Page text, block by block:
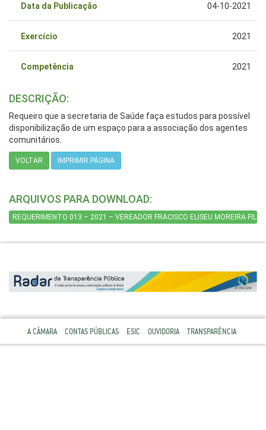
Data da Publicação 04-10-2021
Exercício 2021
Competência 2021
DESCRIÇÃO:
Requeiro que a secretaria de Saúde faça estudos para possível
disponibilização de um espaço para a associação dos agentes
comunitários.
VOLTAR IMPRIMIR PÁGINA
ARQUIVOS PARA DOWNLOAD:
REQUERIMENTO 013 – 2021 – VEREADOR FRACISCO ELISEU MOREIRA
A CÂMARA CONTAS PÚBLICAS ESIC OUVIDORIA TRANSPARÊNCIA